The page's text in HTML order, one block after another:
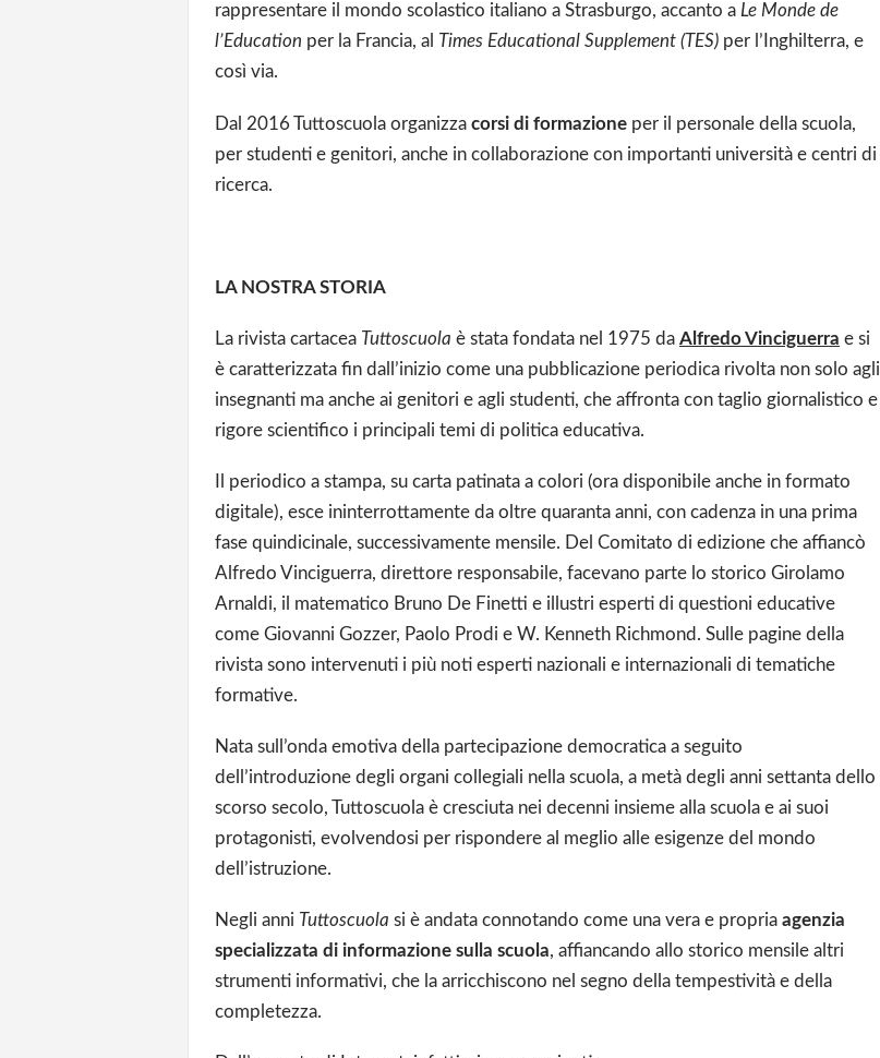
rappresentare il mondo scolastico italiano a Strasburgo, accanto a Le Monde de
l’Education per la Francia, al Times Educational Supplement (TES) per l’Inghilterra, e
così via.
Dal 2016 Tuttoscuola organizza corsi di formazione per il personale della scuola,
per studenti e genitori, anche in collaborazione con importanti università e centri di
ricerca.
LA NOSTRA STORIA
La rivista cartacea Tuttoscuola è stata fondata nel 1975 da Alfredo Vinciguerra e si
è caratterizzata fin dall’inizio come una pubblicazione periodica rivolta non solo agli
insegnanti ma anche ai genitori e agli studenti, che affronta con taglio giornalistico e
rigore scientifico i principali temi di politica educativa.
Il periodico a stampa, su carta patinata a colori (ora disponibile anche in formato
digitale), esce ininterrottamente da oltre quaranta anni, con cadenza in una prima
fase quindicinale, successivamente mensile. Del Comitato di edizione che affiancò
Alfredo Vinciguerra, direttore responsabile, facevano parte lo storico Girolamo
Arnaldi, il matematico Bruno De Finetti e illustri esperti di questioni educative
come Giovanni Gozzer, Paolo Prodi e W. Kenneth Richmond. Sulle pagine della
rivista sono intervenuti i più noti esperti nazionali e internazionali di tematiche
formative.
Nata sull’onda emotiva della partecipazione democratica a seguito
dell’introduzione degli organi collegiali nella scuola, a metà degli anni settanta dello
scorso secolo, Tuttoscuola è cresciuta nei decenni insieme alla scuola e ai suoi
protagonisti, evolvendosi per rispondere al meglio alle esigenze del mondo
dell’istruzione.
Negli anni Tuttoscuola si è andata connotando come una vera e propria agenzia
specializzata di informazione sulla scuola, affiancando allo storico mensile altri
strumenti informativi, che la arricchiscono nel segno della tempestività e della
completezza.